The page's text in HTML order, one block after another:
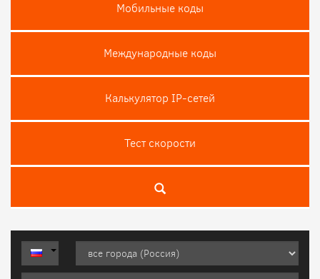
Мобильные коды
Международные коды
Калькулятор IP-сетей
Тест скороcти